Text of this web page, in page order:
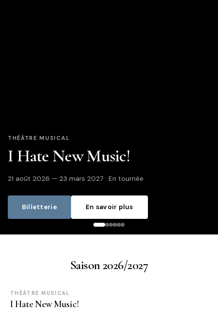
THÉÂTRE MUSICAL
I Hate New Music!
21 août 2026 — 23 mars 2027 · En tournée
Billetterie En savoir plus
Saison 2026/2027
THÉÂTRE MUSICAL
I Hate New Music!